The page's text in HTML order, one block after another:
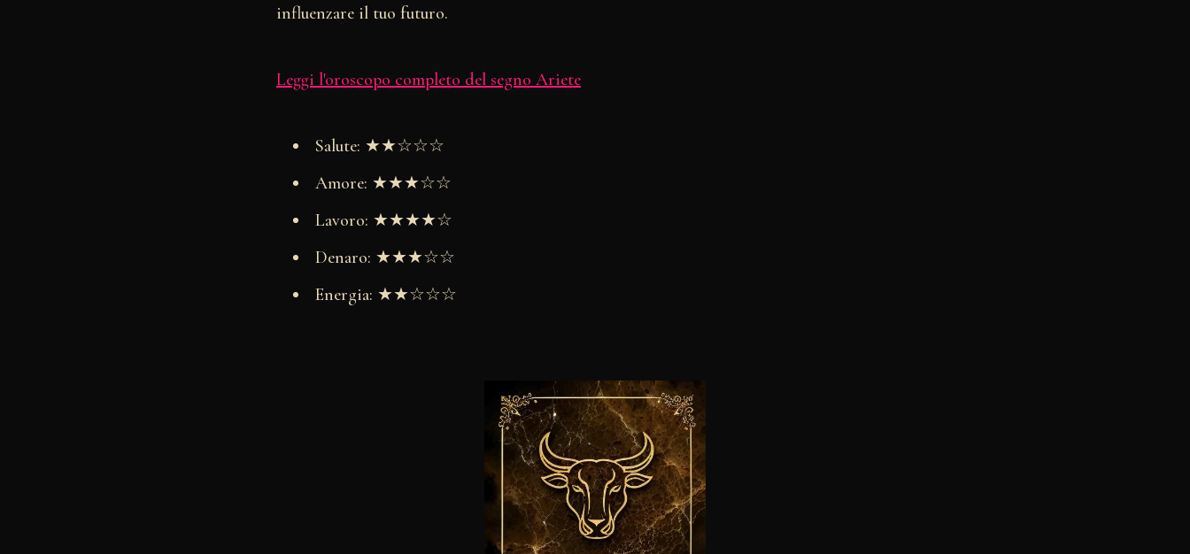
influenzare il tuo futuro.
Leggi l'oroscopo completo del segno Ariete
Salute: ★★☆☆☆
Amore: ★★★☆☆
Lavoro: ★★★★☆
Denaro: ★★★☆☆
Energia: ★★☆☆☆